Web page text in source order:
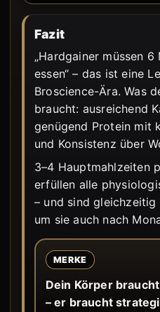
Fazit
„Hardgainer müssen
essen“ – das ist eine
Broscience-Ära. Was
braucht: ausreichend
genügend Protein mit
und Konsistenz über
3–4 Hauptmahlzeiten
erfüllen alle
– und sind
um sie auch nach
MERKE
Dein Körper
– er braucht